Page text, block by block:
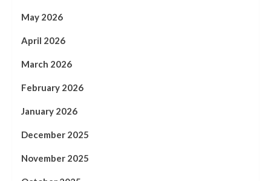
May 2026
April 2026
March 2026
February 2026
January 2026
December 2025
November 2025